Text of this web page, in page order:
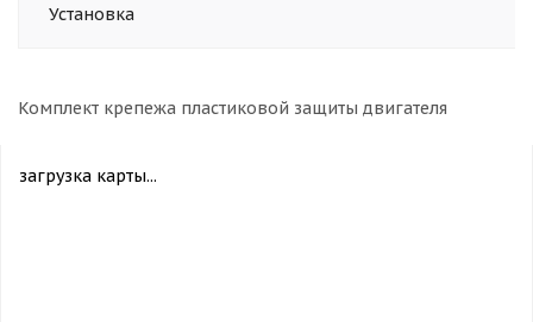
Установка
Комплект крепежа пластиковой защиты двигателя
загрузка карты...